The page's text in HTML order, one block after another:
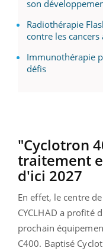
son
Radiothérapie
contre les cancers
Immunothérapie
défis
"Cyclotron
traitement
d'ici 2027
En effet, le centre
CYCLHAD a profité
prochain
C400. Baptisé